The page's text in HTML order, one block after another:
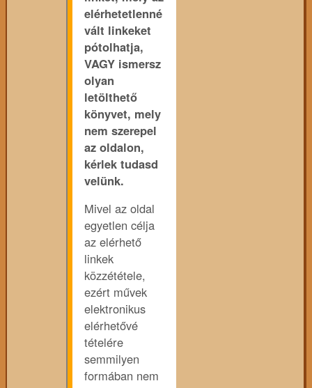
elérhetetlenné
vált linkeket
pótolhatja,
VAGY ismersz
olyan
letölthető
könyvet, mely
nem szerepel
az oldalon,
kérlek tudasd
velünk.
Mivel az oldal
egyetlen célja
az elérhető
linkek
közzététele,
ezért művek
elektronikus
elérhetővé
tételére
semmilyen
formában nem